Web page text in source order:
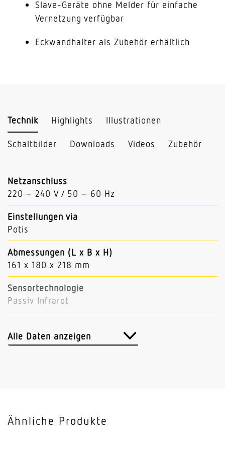
Slave-Geräte ohne Melder für einfache
Vernetzung verfügbar
Eckwandhalter als Zubehör erhältlich
Technik Highlights Illustrationen
Schaltbilder Downloads Videos Zubehör
Netzanschluss
220 – 240 V / 50 – 60 Hz
Einstellungen via
Potis
Abmessungen (L x B x H)
161 x 180 x 218 mm
Sensortechnologie
Passiv Infrarot
Nein
Hof & Einfahrt
Alle Daten anzeigen
Ähnliche Produkte